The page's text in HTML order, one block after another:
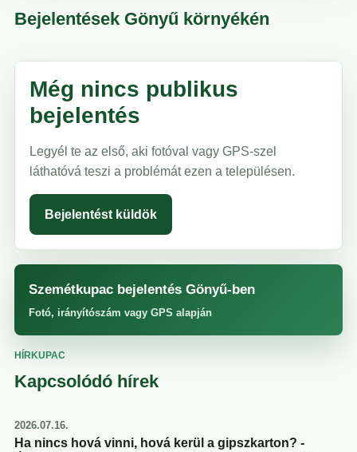
Bejelentések Gönyű környékén
Még nincs publikus
bejelentés
Legyél te az első, aki fotóval vagy GPS-szel
láthatóvá teszi a problémát ezen a településen.
Bejelentést küldök
Szemétkupac bejelentés Gönyű-ben
Fotó, irányítószám vagy GPS alapján
HÍRKUPAC
Kapcsolódó hírek
2026.07.16.
Ha nincs hová vinni, hová kerül a gipszkarton? -